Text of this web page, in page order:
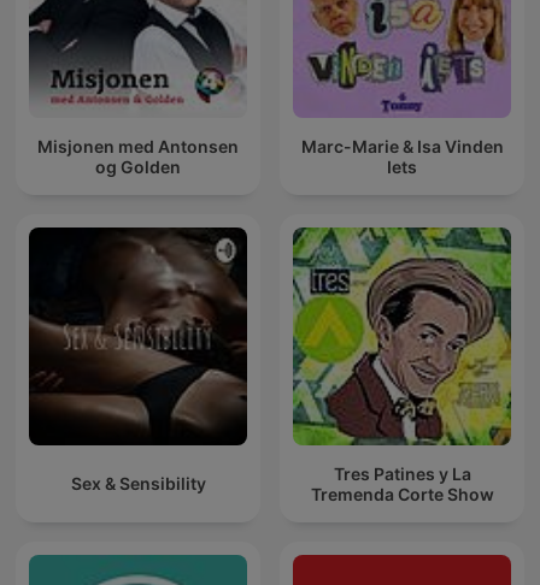
Misjonen med Antonsen
og Golden
Marc-Marie & Isa Vinden
Iets
Sex & Sensibility
Tres Patines y La
Tremenda Corte Show